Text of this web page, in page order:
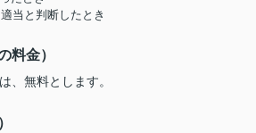
当と判断したとき
料金）
、無料とします。